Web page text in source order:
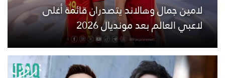
لامين جمال وهالاند يتصدران قائمة أغلى
لاعبي العالم بعد مونديال 2026